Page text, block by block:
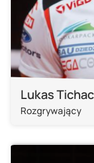
Lukas
Rozgrywający